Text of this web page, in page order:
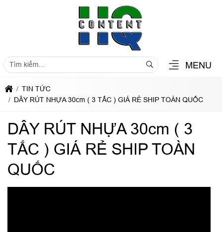
MENU
TIN TỨC
DÂY RÚT NHỰA 30cm ( 3 TẤC ) GIÁ RẺ SHIP TOÀN QUỐC
DÂY RÚT NHỰA 30cm ( 3
TẤC ) GIÁ RẺ SHIP TOÀN
QUỐC